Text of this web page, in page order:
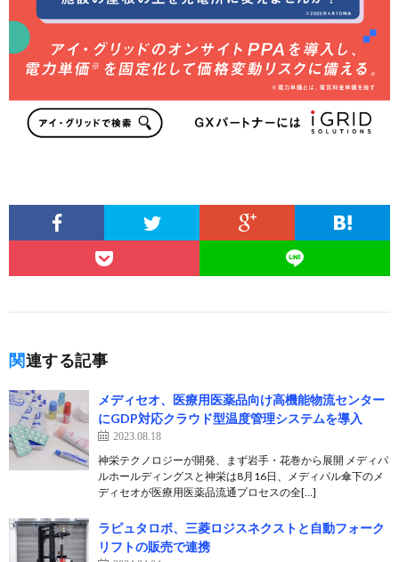
関連する記事
メディセオ、医療用医薬品向け高機能物流センター
にGDP対応クラウド型温度管理システムを導入
2023.08.18
神栄テクノロジーが開発、まず岩手・花巻から展開 メディパ
ルホールディングスと神栄は8月16日、メディパル傘下のメ
ディセオが医療用医薬品流通プロセスの全[…]
ラピュタロボ、三菱ロジスネクストと自動フォーク
リフトの販売で連携